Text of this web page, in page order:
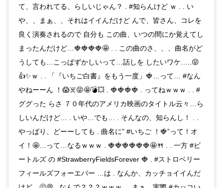
て、言われてる、らしいじゃん？ . #知らんけど ｗ . . い
や、、まぁ、、それはイイんだけど んで、皆さん、コレを
良く演奏されるので 自分も この曲、いつの間にか覚えてし
まったんだけど…🍓🍓🍓🍓🤩 . . この曲のさ、、、曲名がど
うしても…こっぱずかしいって…話しを したいワケ…..😝
👍✨ｗ . . 「『いちご白書』をもう一度」🍓…って… #なん
やねーーん ！😱☠️😝🤩💣💥 . 🍓🍓🍓🍓 . ってねｗｗｗ . . #
ググった らさ ７０年代のアメリカ映画のタイトル云々…ら
しいんだけど… . いや…でも… . そんなの、知らんし！ . .
やっぱり、どーーしても . 曲名に” #いちご ！🍓”って！オ
イ！🤩…って…なるｗｗｗ . 🍓🍓🍓🍓🍓🍓🤩🍴 . . 一方 #ビ
ートルズ の #StrawberryFieldsForever 🍓 . #ストロベリー
フィールズフォーエバー …は . なんか、カッチョイイんだ